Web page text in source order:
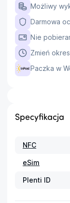
Możliwy
Darmowa
Nie
Zmień
Paczka w
Specyfikacja
NFC
eSim
Plenti ID